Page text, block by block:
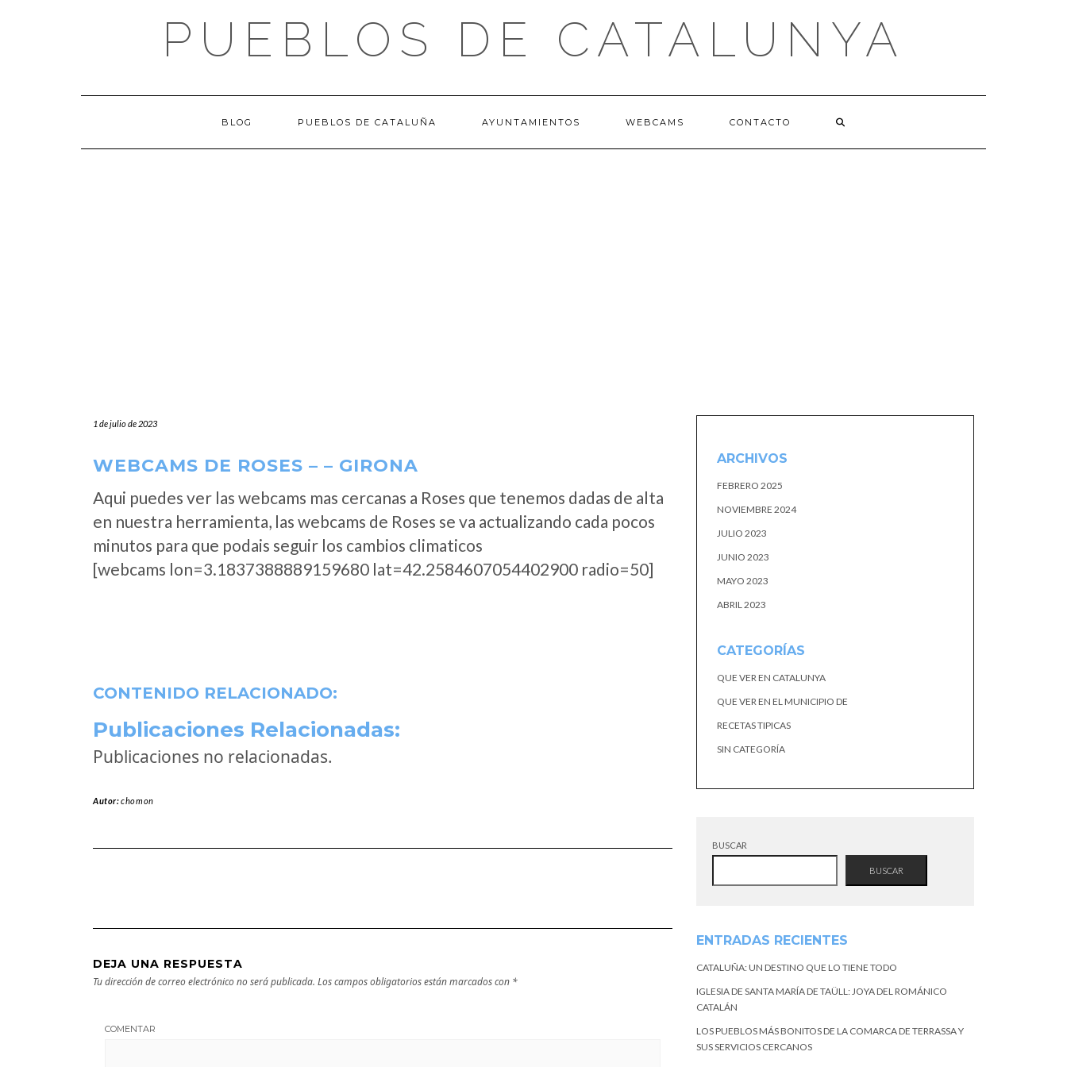
PUEBLOS DE CATALUNYA
BLOG PUEBLOS DE CATALUÑA AYUNTAMIENTOS WEBCAMS CONTACTO
1 de julio de 2023
WEBCAMS DE ROSES – – GIRONA
Aqui puedes ver las webcams mas cercanas a Roses que tenemos dadas de alta
en nuestra herramienta, las webcams de Roses se va actualizando cada pocos
minutos para que podais seguir los cambios climaticos
[webcams lon=3.1837388889159680 lat=42.2584607054402900 radio=50]
CONTENIDO RELACIONADO:
Publicaciones Relacionadas:
Publicaciones no relacionadas.
Autor:chomon
DEJA UNA RESPUESTA
Tu dirección de correo electrónico no será publicada. Los campos obligatorios están marcados con *
COMENTAR
ARCHIVOS
FEBRERO 2025
NOVIEMBRE 2024
JULIO 2023
JUNIO 2023
MAYO 2023
ABRIL 2023
CATEGORÍAS
QUE VER EN CATALUNYA
QUE VER EN EL MUNICIPIO DE
RECETAS TIPICAS
SIN CATEGORÍA
BUSCAR
BUSCAR
ENTRADAS RECIENTES
CATALUÑA: UN DESTINO QUE LO TIENE TODO
IGLESIA DE SANTA MARÍA DE TAÜLL: JOYA DEL ROMÁNICO
CATALÁN
LOS PUEBLOS MÁS BONITOS DE LA COMARCA DE TERRASSA Y
SUS SERVICIOS CERCANOS